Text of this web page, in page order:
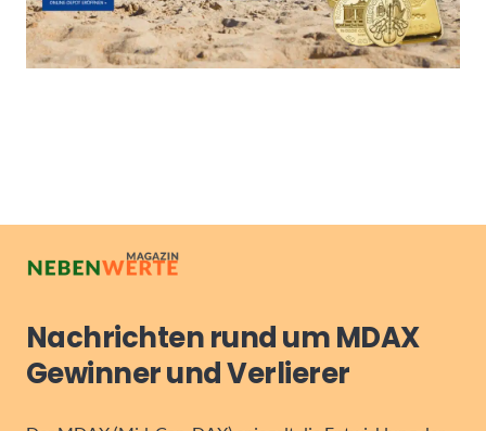
Nachrichten rund um MDAX
Gewinner und Verlierer